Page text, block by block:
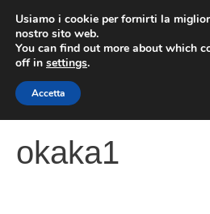
contenuto
okaka1
Usiamo i cookie per fornirti la
nostro sito web.
You can find out more about which
off in settings.
Accetta